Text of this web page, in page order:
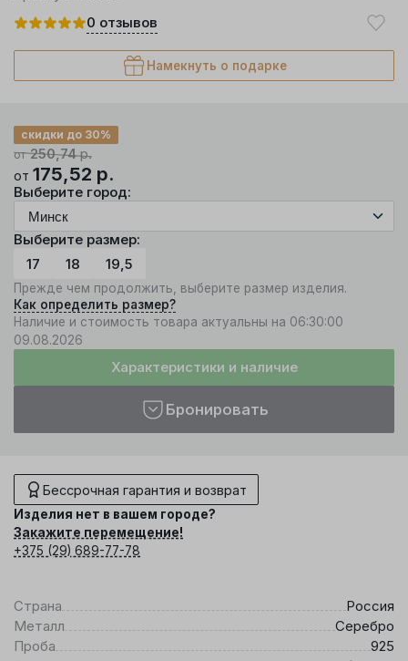
0 отзывов
Намекнуть о подарке
от250,74р.
скидки до 30%
от 175,52 р.
Выберите город:
Выберите размер:
17
18 19,5
Прежде чем продолжить, выберите размер изделия.
Как определить размер?
Наличие и стоимость товара актуальны на 06:30:00
09.08.2026
Характеристики и наличие
Бронировать
Бессрочная гарантия и возврат
Изделия нет в вашем городе?
Закажите перемещение!
+375 (29) 689-77-78
Страна
Россия
Металл
Серебро
Проба
925